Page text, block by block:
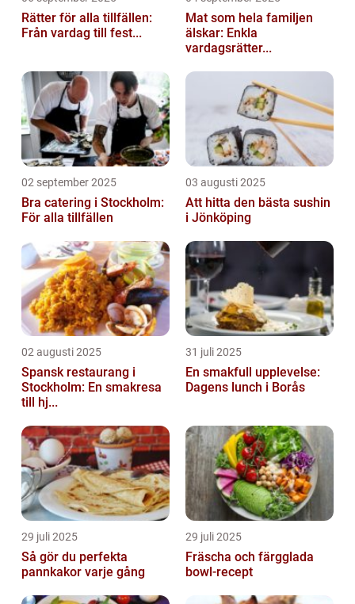
Rätter för alla tillfällen:
Från vardag till fest...
Mat som hela familjen
älskar: Enkla
vardagsrätter...
02 september 2025
Bra catering i Stockholm:
För alla tillfällen
03 augusti 2025
Att hitta den bästa sushin
i Jönköping
02 augusti 2025
Spansk restaurang i
Stockholm: En smakresa
till hj...
31 juli 2025
En smakfull upplevelse:
Dagens lunch i Borås
29 juli 2025
Så gör du perfekta
pannkakor varje gång
29 juli 2025
Fräscha och färgglada
bowl-recept